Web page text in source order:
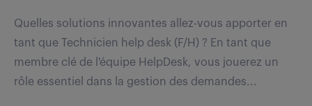
Quelles solutions innovantes allez-vous apporter en
tant que Technicien help desk (F/H) ? En tant que
membre clé de l'équipe HelpDesk, vous jouerez un
rôle essentiel dans la gestion des demandes...